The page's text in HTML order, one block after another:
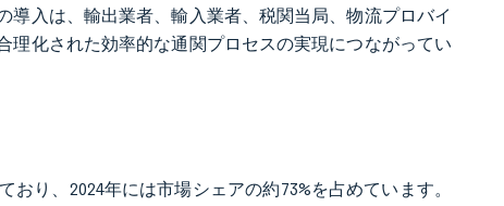
入は、輸出業者、輸入業者、税関当局、物流プロバイ
化された効率的な通関プロセスの実現につながってい
り、2024年には市場シェアの約73%を占めています。